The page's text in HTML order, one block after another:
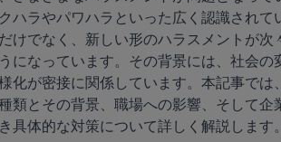
料
ハラやパワハラといった広く認識されて
けでなく、新しい形のハラスメントが次
になっています。その背景には、社会の
化が密接に関係しています。本記事では
類とその背景、職場への影響、そして企
具体的な対策について詳しく解説します